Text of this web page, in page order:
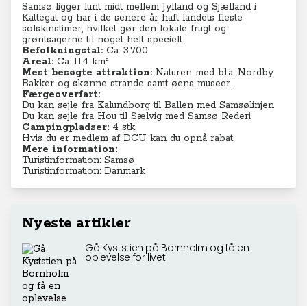
Samsø ligger lunt midt mellem Jylland og Sjælland i
Kattegat og har i de senere år haft landets fleste
solskinstimer, hvilket gør den lokale frugt og
grøntsagerne til noget helt specielt.
Befolkningstal: Ca. 3.700
Areal: Ca. 114 km²
Mest besøgte attraktion: Naturen med bl.a. Nordby
Bakker og skønne strande samt øens museer.
Færgeoverfart:
Du kan sejle fra Kalundborg til Ballen med Samsølinjen
Du kan sejle fra Hou til Sælvig med Samsø Rederi
Campingpladser: 4 stk.
Hvis du er medlem af DCU kan du opnå rabat.
Mere information:
Turistinformation: Samsø
Turistinformation: Danmark
Nyeste artikler
Gå Kyststien på Bornholm og få en
oplevelse for livet